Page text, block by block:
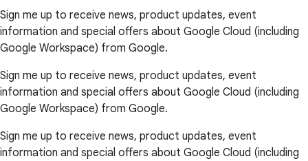
Sign me up to receive news, product updates, event
information and special offers about Google Cloud (including
Google Workspace) from Google.
Sign me up to receive news, product updates, event
information and special offers about Google Cloud (including
Google Workspace) from Google.
Sign me up to receive news, product updates, event
information and special offers about Google Cloud (including